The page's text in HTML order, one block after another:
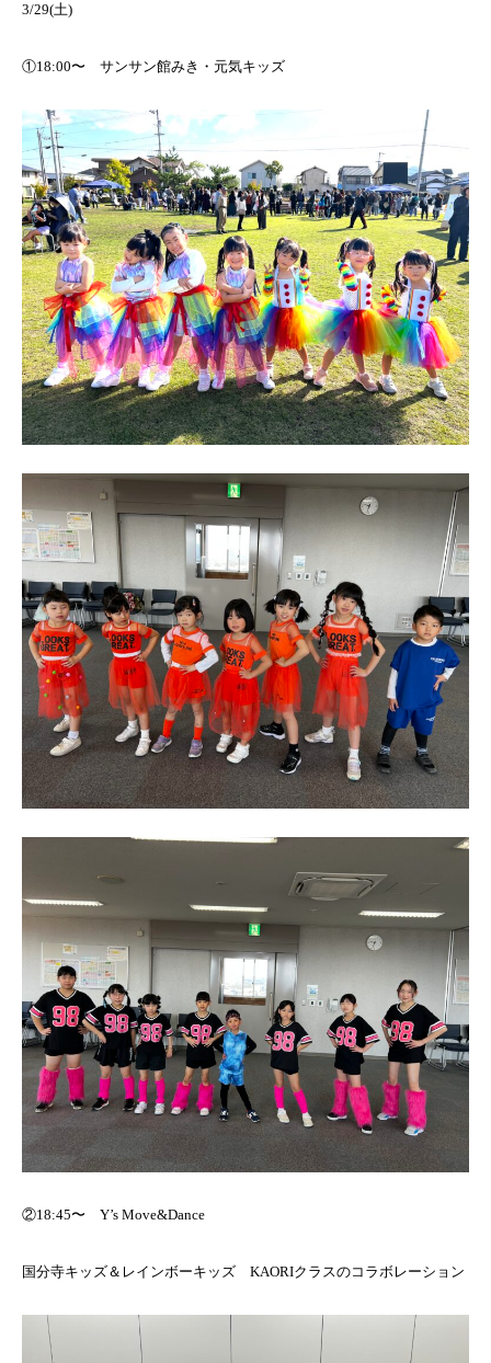
3/29(土)
①18:00〜 サンサン館みき・元気キッズ
②18:45〜 Y’s Move&Dance
国分寺キッズ＆レインボーキッズ KAORIクラスのコラボレーション